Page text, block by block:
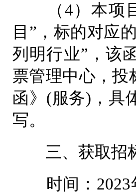
（4）本项目
目”，标的对应
列明行业”，该
票管理中心，投
函》(服务)，具
写。
三、获取招
时间：2023年